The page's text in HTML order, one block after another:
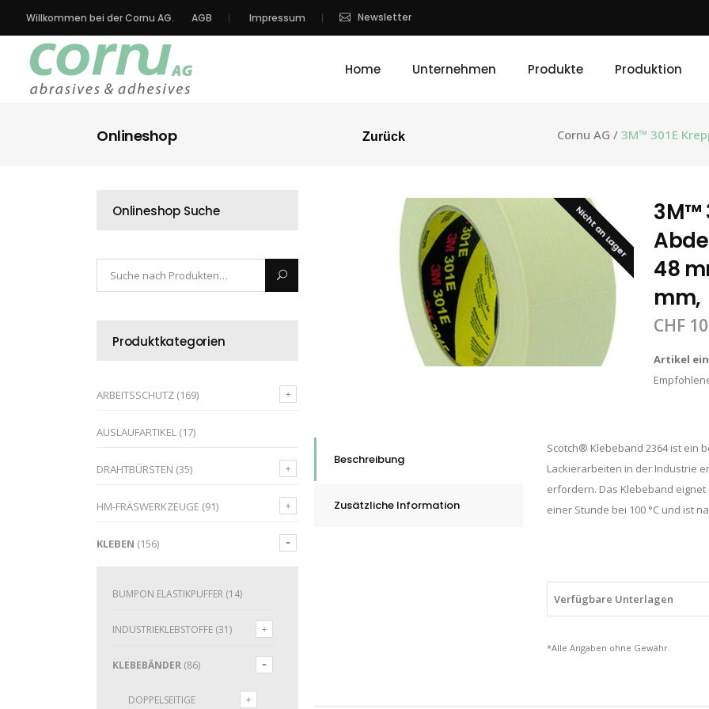
Willkommen bei der Cornu AG. AGB Impressum Newsletter
Home Unternehmen Produkte Produktion
Onlineshop Cornu AG / 3M™ 301E
Zurück
Onlineshop Suche
Produktkategorien
ARBEITSSCHUTZ (169)
AUSLAUFARTIKEL (17)
DRAHTBÜRSTEN (35)
HM-FRÄSWERKZEUGE (91)
KLEBEN (156)
BUMPON ELASTIKPUFFER (14)
INDUSTRIEKLEBSTOFFE (31)
KLEBEBÄNDER (86)
DOPPELSEITIGE
Nicht an Lager
3M™
48
mm,
CHF
Artikel
Beschreibung
Zusätzliche Information
Scotch® Klebeband 2364 ist ein
Lackierarbeiten in der Industrie
erfordern. Das Klebeband
einer Stunde bei 100 °C und ist
Verfügbare Unterlagen
*Alle Angaben ohne Gewähr.